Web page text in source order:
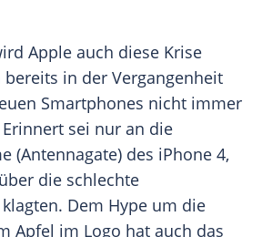
Apple auch diese Krise
in der Vergangenheit
Smartphones nicht immer
sei nur an die
(Antennagate) des iPhone 4,
die schlechte
Dem Hype um die
Apfel im Logo hat auch das